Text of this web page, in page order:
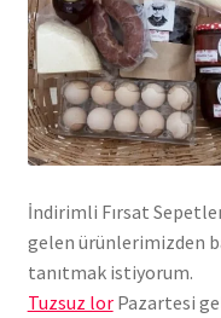
İndirimli Fırsat
gelen ürünlerimizden
tanıtmak istiyorum.
Tuzsuz lorPazartesi